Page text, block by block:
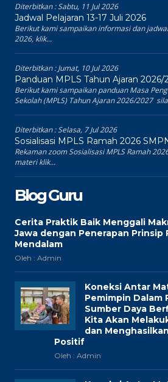
Diterbitkan :Sabtu, 11 Jul 2026
Jadwal Pelajaran 13-17 Juli 2026
Berikut kami sampaikan informasi dan
2026, klik...
Diterbitkan :Jumat, 10 Jul 2026
Panduan MPLS Tahun Ajaran 2026/
Berikut kami sampaikan panduan Masa
Sekolah (MPLS) Tahun Ajaran 2026/2027
Diterbitkan :Selasa, 7 Jul 2026
Sosialisasi MPLS Ramah 2026
Rekaman zoom Sosialisasi MPLS Ramah
materi klik...
Blog Guru
Cerita Praktik Baik Menggali
Jawa dengan Penerapan Prinsip
Mendalam
Oleh : Admin
Koneksi Antar
Pemimpin Dalam
Sumber Daya
Kita Akan
dan
Positif
Oleh : Admin